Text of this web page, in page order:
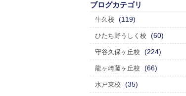
ブログカテゴリ
牛久校 (119)
ひたち野うしく校 (60)
守谷久保ヶ丘校 (224)
龍ヶ崎藤ヶ丘校 (66)
水戸東校 (35)